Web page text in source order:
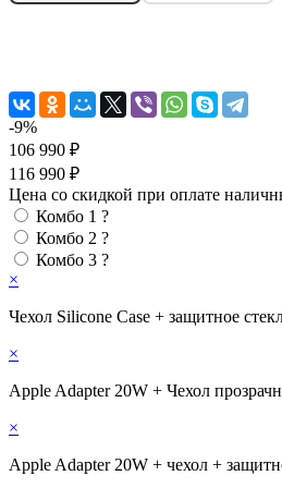
-9%
106 990 ₽
116 990 ₽
Цена со скидкой при оплате
Комбо 1 ?
Комбо 2 ?
Комбо 3 ?
×
Чехол Silicone Case + защитное
×
Apple Adapter 20W + Чехол
×
Apple Adapter 20W + чехол +